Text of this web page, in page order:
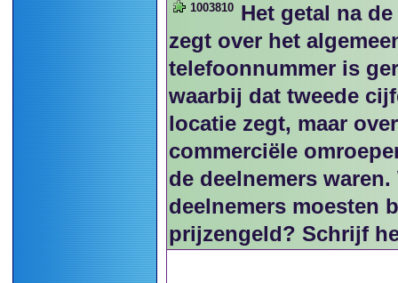
1003810 Het getal na
zegt over het
telefoonnummer is
waarbij dat tweede
locatie zegt, maar
commerciële
de deelnemers
deelnemers moesten
prijzengeld? Schrijf